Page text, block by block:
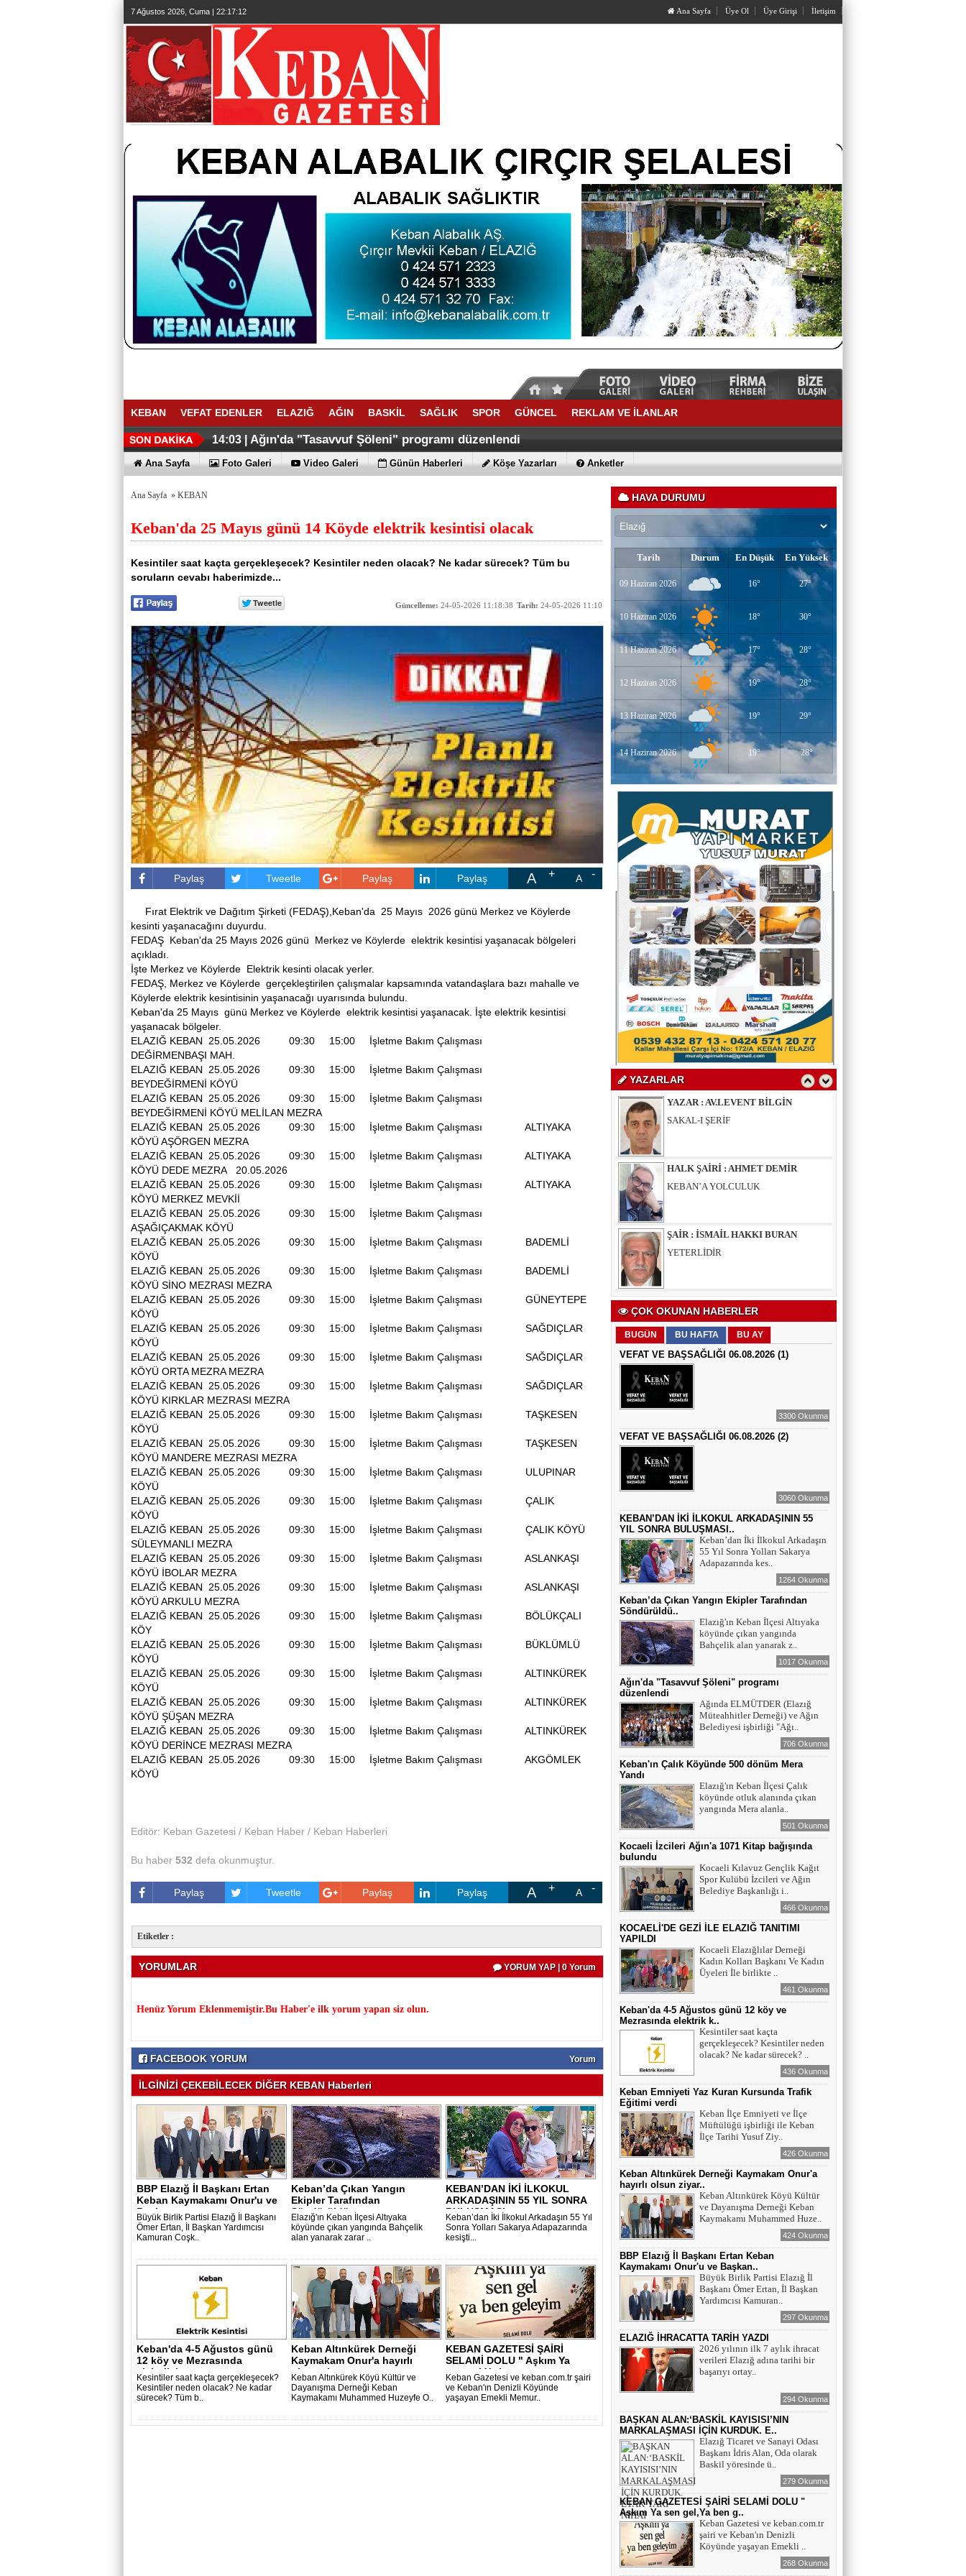
7 Ağustos 2026, Cuma | 22:17:13 Ana Sayfa Üye Ol Üye Girişi İletişim
KEBAN VEFAT EDENLER ELAZIĞ AĞIN BASKİL SAĞLIK SPOR GÜNCEL REKLAM VE İLANLAR
14:03 | Ağın'da "Tasavvuf Şöleni" programı düzenlendi
Ana Sayfa Foto Galeri Video Galeri Günün Haberleri Köşe Yazarları Anketler
Ana Sayfa » KEBAN
Keban'da 25 Mayıs günü 14 Köyde elektrik kesintisi olacak
Kesintiler saat kaçta gerçekleşecek? Kesintiler neden olacak? Ne kadar sürecek? Tüm bu
soruların cevabı haberimizde...
Güncelleme: 24-05-2026 11:18:38 Tarih: 24-05-2026 11:10
Paylaş Tweetle Paylaş Paylaş A A
Fırat Elektrik ve Dağıtım Şirketi (FEDAŞ),Keban'da 25 Mayıs 2026 günü Merkez ve Köylerde
kesinti yaşanacağını duyurdu.
FEDAŞ Keban'da 25 Mayıs 2026 günü Merkez ve Köylerde elektrik kesintisi yaşanacak bölgeleri
açıkladı.
İşte Merkez ve Köylerde Elektrik kesinti olacak yerler.
FEDAŞ, Merkez ve Köylerde gerçekleştirilen çalışmalar kapsamında vatandaşlara bazı mahalle ve
Köylerde elektrik kesintisinin yaşanacağı uyarısında bulundu.
Keban'da 25 Mayıs günü Merkez ve Köylerde elektrik kesintisi yaşanacak. İşte elektrik kesintisi
yaşanacak bölgeler.
ELAZIĞ KEBAN 25.05.2026 09:30 15:00 İşletme Bakım Çalışması
DEĞİRMENBAŞI MAH.
ELAZIĞ KEBAN 25.05.2026 09:30 15:00 İşletme Bakım Çalışması
BEYDEĞİRMENİ KÖYÜ
ELAZIĞ KEBAN 25.05.2026 09:30 15:00 İşletme Bakım Çalışması
BEYDEĞİRMENİ KÖYÜ MELİLAN MEZRA
ELAZIĞ KEBAN 25.05.2026 09:30 15:00 İşletme Bakım Çalışması ALTIYAKA
KÖYÜ AŞÖRGEN MEZRA
ELAZIĞ KEBAN 25.05.2026 09:30 15:00 İşletme Bakım Çalışması ALTIYAKA
KÖYÜ DEDE MEZRA 20.05.2026
ELAZIĞ KEBAN 25.05.2026 09:30 15:00 İşletme Bakım Çalışması ALTIYAKA
KÖYÜ MERKEZ MEVKİİ
ELAZIĞ KEBAN 25.05.2026 09:30 15:00 İşletme Bakım Çalışması
AŞAĞIÇAKMAK KÖYÜ
ELAZIĞ KEBAN 25.05.2026 09:30 15:00 İşletme Bakım Çalışması BADEMLİ
KÖYÜ
ELAZIĞ KEBAN 25.05.2026 09:30 15:00 İşletme Bakım Çalışması BADEMLİ
KÖYÜ SİNO MEZRASI MEZRA
ELAZIĞ KEBAN 25.05.2026 09:30 15:00 İşletme Bakım Çalışması GÜNEYTEPE
KÖYÜ
ELAZIĞ KEBAN 25.05.2026 09:30 15:00 İşletme Bakım Çalışması SAĞDIÇLAR
KÖYÜ
ELAZIĞ KEBAN 25.05.2026 09:30 15:00 İşletme Bakım Çalışması SAĞDIÇLAR
KÖYÜ ORTA MEZRA MEZRA
ELAZIĞ KEBAN 25.05.2026 09:30 15:00 İşletme Bakım Çalışması SAĞDIÇLAR
KÖYÜ KIRKLAR MEZRASI MEZRA
ELAZIĞ KEBAN 25.05.2026 09:30 15:00 İşletme Bakım Çalışması TAŞKESEN
KÖYÜ
ELAZIĞ KEBAN 25.05.2026 09:30 15:00 İşletme Bakım Çalışması TAŞKESEN
KÖYÜ MANDERE MEZRASI MEZRA
ELAZIĞ KEBAN 25.05.2026 09:30 15:00 İşletme Bakım Çalışması ULUPINAR
KÖYÜ
ELAZIĞ KEBAN 25.05.2026 09:30 15:00 İşletme Bakım Çalışması ÇALIK
KÖYÜ
ELAZIĞ KEBAN 25.05.2026 09:30 15:00 İşletme Bakım Çalışması ÇALIK KÖYÜ
SÜLEYMANLI MEZRA
ELAZIĞ KEBAN 25.05.2026 09:30 15:00 İşletme Bakım Çalışması ASLANKAŞI
KÖYÜ İBOLAR MEZRA
ELAZIĞ KEBAN 25.05.2026 09:30 15:00 İşletme Bakım Çalışması ASLANKAŞI
KÖYÜ ARKULU MEZRA
ELAZIĞ KEBAN 25.05.2026 09:30 15:00 İşletme Bakım Çalışması BÖLÜKÇALI
KÖY
ELAZIĞ KEBAN 25.05.2026 09:30 15:00 İşletme Bakım Çalışması BÜKLÜMLÜ
KÖYÜ
ELAZIĞ KEBAN 25.05.2026 09:30 15:00 İşletme Bakım Çalışması ALTINKÜREK
KÖYÜ
ELAZIĞ KEBAN 25.05.2026 09:30 15:00 İşletme Bakım Çalışması ALTINKÜREK
KÖYÜ ŞÜŞAN MEZRA
ELAZIĞ KEBAN 25.05.2026 09:30 15:00 İşletme Bakım Çalışması ALTINKÜREK
KÖYÜ DERİNCE MEZRASI MEZRA
ELAZIĞ KEBAN 25.05.2026 09:30 15:00 İşletme Bakım Çalışması AKGÖMLEK
KÖYÜ
Editör: Keban Gazetesi / Keban Haber / Keban Haberleri
Bu haber 532 defa okunmuştur.
Paylaş Tweetle Paylaş Paylaş A A
Etiketler :
YORUMLAR YORUM YAP | 0 Yorum
Henüz Yorum Eklenmemiştir.Bu Haber'e ilk yorum yapan siz olun.
FACEBOOK YORUM Yorum
İLGİNİZİ ÇEKEBİLECEK DİĞER KEBAN Haberleri
BBP Elazığ İl Başkanı Ertan
Keban Kaymakamı Onur'u ve
Başkan..
Büyük Birlik Partisi Elazığ İl Başkanı
Ömer Ertan, İl Başkan Yardımcısı
Kamuran Coşk..
Keban’da Çıkan Yangın
Ekipler Tarafından
Söndürüldü..
Elazığ'ın Keban İlçesi Altıyaka
köyünde çıkan yangında Bahçelik
alan yanarak zarar ..
KEBAN’DAN İKİ İLKOKUL
ARKADAŞININ 55 YIL SONRA
BULUŞMASI..
Keban’dan İki İlkokul Arkadaşın 55 Yıl
Sonra Yolları Sakarya Adapazarında
kesişti...
Keban'da 4-5 Ağustos günü
12 köy ve Mezrasında
elektrik k..
Kesintiler saat kaçta gerçekleşecek?
Kesintiler neden olacak? Ne kadar
sürecek? Tüm b..
Keban Altınkürek Derneği
Kaymakam Onur'a hayırlı
olsun ziyar..
Keban Altınkürek Köyü Kültür ve
Dayanışma Derneği Keban
Kaymakamı Muhammed Huzeyfe O..
KEBAN GAZETESİ ŞAİRİ
SELAMİ DOLU " Aşkım Ya
sen gel,Ya ben g..
Keban Gazetesi ve keban.com.tr şairi
ve Keban'ın Denizli Köyünde
yaşayan Emekli Memur..
HAVA DURUMU
Tarih Durum En Düşük En Yüksek
09 Haziran 2026 16° 27°
10 Haziran 2026 18° 30°
11 Haziran 2026 17° 28°
12 Haziran 2026 19° 28°
13 Haziran 2026 19° 29°
14 Haziran 2026 19° 28°
YAZARLAR
YAZAR-ŞAİR MİRAÇ DOĞAN
Mavi Işık İnsanları
EĞİTİMCİ-YAZAR TUNER
YERLİKAYA
ENGELLİ İNSANLARIN ENGELLİ
YERİNE FAZLA BAKMAK
EĞİTİMCİ - YAZAR : MİDRAN YOKUŞ
DİKİLİ TAŞLAR - 8
EĞİTİMCİ - YAZAR : PROF.DR.
RAMAZAN DEMİR
Gazi Paşa’nın Açtığı Yolda Dünya
Şampiyonluğu
YAZAR : CEM BAYINDIR
BEDRETTİN CÖMERT (1940-1978)
ÜZERİNE
YAZAR : ALİ OĞUZ
“BEN YUNUSUM OKYANUSLARDAN
GELİYORUM”
YAZAR : SELAHATTİN YALÇINER
YAZAR : AV.LEVENT BİLGİN
SAKAL-I ŞERİF
HALK ŞAİRİ : AHMET DEMİR
KEBAN’A YOLCULUK
ŞAİR : İSMAİL HAKKI BURAN
YETERLİDİR
EĞİTİMCİ - ŞAİR : MUSTAFA ERGAN
KADIN VAR
EĞİTİMCİ - ŞAİR : FEVZİ ÖZDEMİR
EDEP
ŞAİR : SELAMİ DOLU
ŞİİRLERİN HER SATIRINDA SEN VARSIN
EĞİTİMCİ - YAZAR : MEHMET
YILMAZ
HIZIR VE İLYAS: UMUDUN, BEREKETİN
VE YENİDEN DOĞUŞUN BULUŞMASI
EĞİTİMCİ - ŞAİR - YAZAR : SÜNDÜS
ARSLAN AKÇA
SUÇ SAMUR KÜRK OLSA
AZERBAYCANLI GAZETECİ-YAZAR
GUNAY RZAYEVA
Maral Rahmanzadeh - Azerbaycan'ın İlk
Profesyonel Kadın Ressamı
YAZAR - AV. ALİ DEMİR
TUTUKLAMA KARARI
YAZAR-ŞAİR MİRAÇ DOĞAN
Mavi Işık İnsanları
EĞİTİMCİ-YAZAR TUNER
ENGELLİ İNSANLARIN ENGELLİ
YERİNE FAZLA BAKMAK
EĞİTİMCİ - YAZAR : MİDRAN YOKUŞ
DİKİLİ TAŞLAR - 8
ÇOK OKUNAN HABERLER
BUGÜN BU HAFTA BU AY
VEFAT VE BAŞSAĞLIĞI 06.08.2026 (1)
3300 Okunma
VEFAT VE BAŞSAĞLIĞI 06.08.2026 (2)
3060 Okunma
KEBAN’DAN İKİ İLKOKUL ARKADAŞININ 55
YIL SONRA BULUŞMASI..
Keban’dan İki İlkokul Arkadaşın
55 Yıl Sonra Yolları Sakarya
Adapazarında kes..
1264 Okunma
Keban’da Çıkan Yangın Ekipler Tarafından
Söndürüldü..
Elazığ'ın Keban İlçesi Altıyaka
köyünde çıkan yangında
Bahçelik alan yanarak z..
1017 Okunma
Ağın'da "Tasavvuf Şöleni" programı
düzenlendi
Ağında ELMÜTDER (Elazığ
Müteahhitler Derneği) ve Ağın
Belediyesi işbirliği "Ağı..
706 Okunma
Keban'ın Çalık Köyünde 500 dönüm Mera
Yandı
Elazığ'ın Keban İlçesi Çalık
köyünde otluk alanında çıkan
yangında Mera alanla..
501 Okunma
Kocaeli İzcileri Ağın'a 1071 Kitap bağışında
bulundu
Kocaeli Kılavuz Gençlik Kağıt
Spor Kulübü İzcileri ve Ağın
Belediye Başkanlığı i..
466 Okunma
KOCAELİ'DE GEZİ İLE ELAZIĞ TANITIMI
YAPILDI
Kocaeli Elazığlılar Derneği
Kadın Kolları Başkanı Ve Kadın
Üyeleri İle birlikte ..
461 Okunma
Keban'da 4-5 Ağustos günü 12 köy ve
Mezrasında elektrik k..
Kesintiler saat kaçta
gerçekleşecek? Kesintiler neden
olacak? Ne kadar sürecek? ..
436 Okunma
Keban Emniyeti Yaz Kuran Kursunda Trafik
Eğitimi verdi
Keban İlçe Emniyeti ve İlçe
Müftülüğü işbirliği ile Keban
İlçe Tarihi Yusuf Ziy..
426 Okunma
Keban Altınkürek Derneği Kaymakam Onur'a
hayırlı olsun ziyar..
Keban Altınkürek Köyü Kültür
ve Dayanışma Derneği Keban
Kaymakamı Muhammed Huze..
424 Okunma
BBP Elazığ İl Başkanı Ertan Keban
Kaymakamı Onur'u ve Başkan..
Büyük Birlik Partisi Elazığ İl
Başkanı Ömer Ertan, İl Başkan
Yardımcısı Kamuran..
297 Okunma
ELAZIĞ İHRACATTA TARİH YAZDI
2026 yılının ilk 7 aylık ihracat
verileri Elazığ adına tarihi bir
başarıyı ortay..
294 Okunma
BAŞKAN ALAN:‘BASKİL KAYISISI’NIN
MARKALAŞMASI İÇİN KURDUK. E..
Elazığ Ticaret ve Sanayi Odası
Başkanı İdris Alan, Oda olarak
Baskil yöresinde ü..
279 Okunma
KEBAN GAZETESİ ŞAİRİ SELAMİ DOLU "
Aşkım Ya sen gel,Ya ben g..
Keban Gazetesi ve keban.com.tr
şairi ve Keban'ın Denizli
Köyünde yaşayan Emekli ..
268 Okunma